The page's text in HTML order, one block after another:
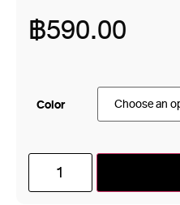
฿590.00
Color